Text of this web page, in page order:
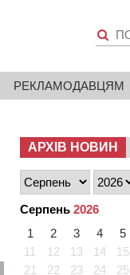
РЕКЛАМОДАВЦЯМ
АРХІВ НОВИН
Серпень 2026
1
2 3 4 5
11
12 13 14 15
21
22 23 24 25